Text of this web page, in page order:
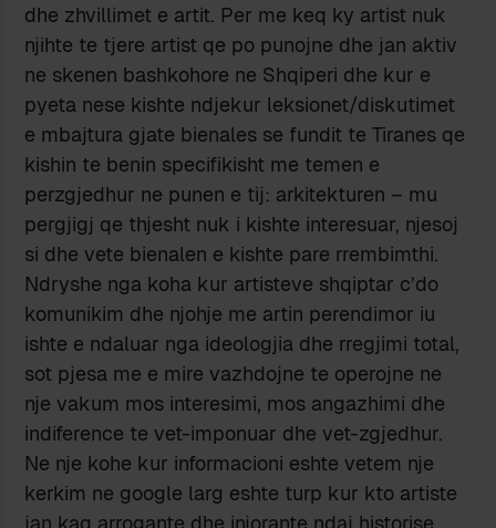
dhe zhvillimet e artit. Per me keq ky artist nuk
njihte te tjere artist qe po punojne dhe jan aktiv
ne skenen bashkohore ne Shqiperi dhe kur e
pyeta nese kishte ndjekur leksionet/diskutimet
e mbajtura gjate bienales se fundit te Tiranes qe
kishin te benin specifikisht me temen e
perzgjedhur ne punen e tij: arkitekturen – mu
pergjigj qe thjesht nuk i kishte interesuar, njesoj
si dhe vete bienalen e kishte pare rrembimthi.
Ndryshe nga koha kur artisteve shqiptar c’do
komunikim dhe njohje me artin perendimor iu
ishte e ndaluar nga ideologjia dhe rregjimi total,
sot pjesa me e mire vazhdojne te operojne ne
nje vakum mos interesimi, mos angazhimi dhe
indiference te vet-imponuar dhe vet-zgjedhur.
Ne nje kohe kur informacioni eshte vetem nje
kerkim ne google larg eshte turp kur kto artiste
jan kaq arrogante dhe injorante ndaj historise